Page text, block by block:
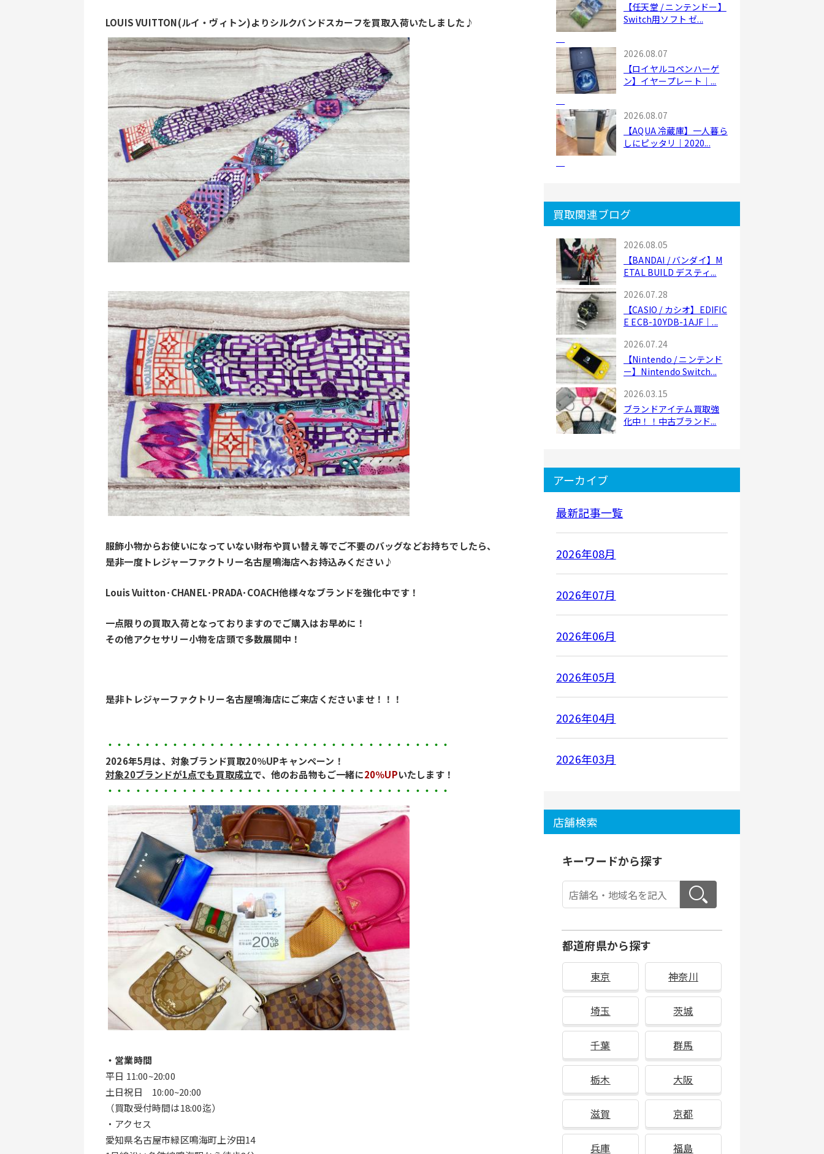
LOUIS VUITTON(ルイ・ヴィトン)よりシルクバンドスカーフを買取入荷いたしました♪
服飾小物からお使いになっていない財布や買い替え等でご不要のバッグなどお持ちでしたら、
是非一度トレジャーファクトリー名古屋鳴海店へお持込みください♪
Louis Vuitton･CHANEL･PRADA･COACH他様々なブランドを強化中です！
一点限りの買取入荷となっておりますのでご購入はお早めに！
その他アクセサリー小物を店頭で多数展開中！
是非トレジャーファクトリー名古屋鳴海店にご来店くださいませ！！！
・・・・・・・・・・・・・・・・・・・・・・・・・・・・・・・・・・・・・
2026年5月は、対象ブランド買取20％UPキャンペーン！
対象20ブランドが1点でも買取成立で、他のお品物もご一緒に20％UPいたします！
・・・・・・・・・・・・・・・・・・・・・・・・・・・・・・・・・・・・・
・営業時間
平日 11:00~20:00
土日祝日　10:00~20:00
（買取受付時間は18:00迄）
・アクセス
愛知県名古屋市緑区鳴海町上汐田14
【任天堂 / ニンテンドー】
Switch用ソフト ゼ...
2026.08.07
【ロイヤルコペンハーゲ
ン】イヤープレート｜...
2026.08.07
【AQUA 冷蔵庫】一人暮ら
しにピッタリ｜2020...
買取関連ブログ
2026.08.05
【BANDAI / バンダイ】M
ETAL BUILD デスティ...
2026.07.28
【CASIO / カシオ】EDIFIC
E ECB-10YDB-1AJF｜...
2026.07.24
【Nintendo / ニンテンド
ー】Nintendo Switch...
2026.03.15
ブランドアイテム買取強
化中！！中古ブランド...
アーカイブ
最新記事一覧
2026年08月
2026年07月
2026年06月
2026年05月
2026年04月
2026年03月
店舗検索
キーワードから探す
都道府県から探す
東京 神奈川
埼玉 茨城
千葉 群馬
栃木 大阪
滋賀 京都
兵庫 福島